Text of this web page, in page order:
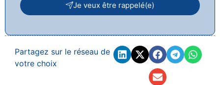
Je veux être rappelé(e)
Partagez sur le réseau de
votre choix